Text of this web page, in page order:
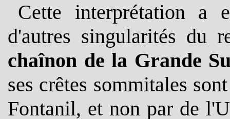
Cette interprétation a
d'autres singularités du
chaînon de la Grande
ses crêtes sommitales
Fontanil, et non par de